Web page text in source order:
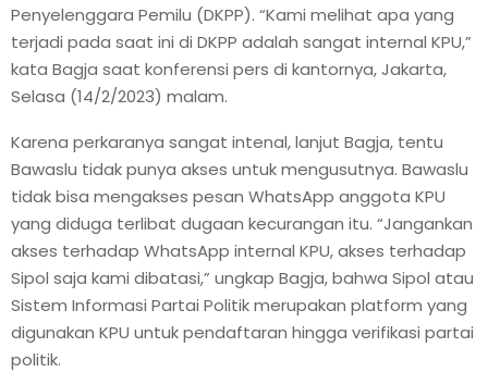
Penyelenggara Pemilu (DKPP). “Kami melihat apa yang
terjadi pada saat ini di DKPP adalah sangat internal KPU,”
kata Bagja saat konferensi pers di kantornya, Jakarta,
Selasa (14/2/2023) malam.
Karena perkaranya sangat intenal, lanjut Bagja, tentu
Bawaslu tidak punya akses untuk mengusutnya. Bawaslu
tidak bisa mengakses pesan WhatsApp anggota KPU
yang diduga terlibat dugaan kecurangan itu. “Jangankan
akses terhadap WhatsApp internal KPU, akses terhadap
Sipol saja kami dibatasi,” ungkap Bagja, bahwa Sipol atau
Sistem Informasi Partai Politik merupakan platform yang
digunakan KPU untuk pendaftaran hingga verifikasi partai
politik.